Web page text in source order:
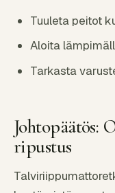
Tuuleta peitot
Aloita
Tarkasta
Johtopäätös:
ripustus